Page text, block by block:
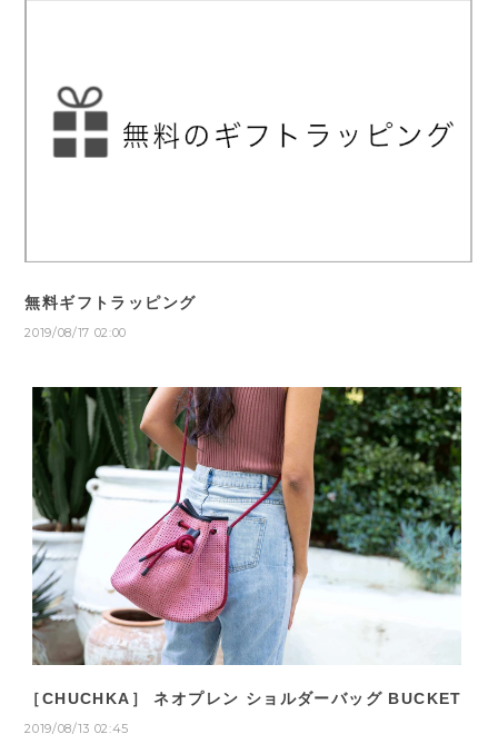
無料ギフトラッピング
2019/08/17 02:00
［CHUCHKA］ ネオプレン ショルダーバッグ BUCKET
2019/08/13 02:45